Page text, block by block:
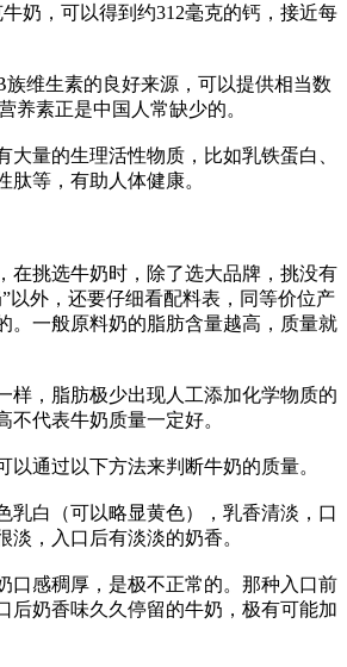
奶，可以得到约312毫克的钙，接近每
维生素的良好来源，可以提供相当数
养素正是中国人常缺少的。
量的生理活性物质，比如乳铁蛋白、
肽等，有助人体健康。
挑选牛奶时，除了选大品牌，挑没有
以外，还要仔细看配料表，同等价位产
。一般原料奶的脂肪含量越高，质量就
，脂肪极少出现人工添加化学物质的
不代表牛奶质量一定好。
通过以下方法来判断牛奶的质量。
白（可以略显黄色），乳香清淡，口
淡，入口后有淡淡的奶香。
感稠厚，是极不正常的。那种入口前
后奶香味久久停留的牛奶，极有可能加